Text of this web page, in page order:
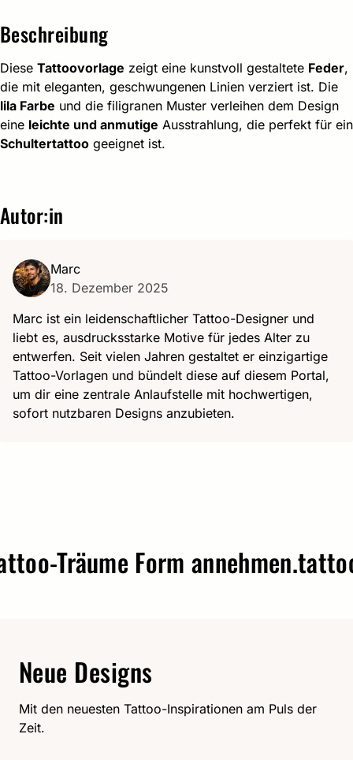
Beschreibung
Diese Tattoovorlage zeigt eine kunstvoll gestaltete Feder,
die mit eleganten, geschwungenen Linien verziert ist. Die
lila Farbe und die filigranen Muster verleihen dem Design
eine leichte und anmutige Ausstrahlung, die perfekt für ein
Schultertattoo geeignet ist.
Autor:in
Marc
18. Dezember 2025
Marc ist ein leidenschaftlicher Tattoo-Designer und
liebt es, ausdrucksstarke Motive für jedes Alter zu
entwerfen. Seit vielen Jahren gestaltet er einzigartige
Tattoo-Vorlagen und bündelt diese auf diesem Portal,
um dir eine zentrale Anlaufstelle mit hochwertigen,
sofort nutzbaren Designs anzubieten.
Form annehmen.tattoo-
Neue Designs
Mit den neuesten Tattoo-Inspirationen am Puls der
Zeit.